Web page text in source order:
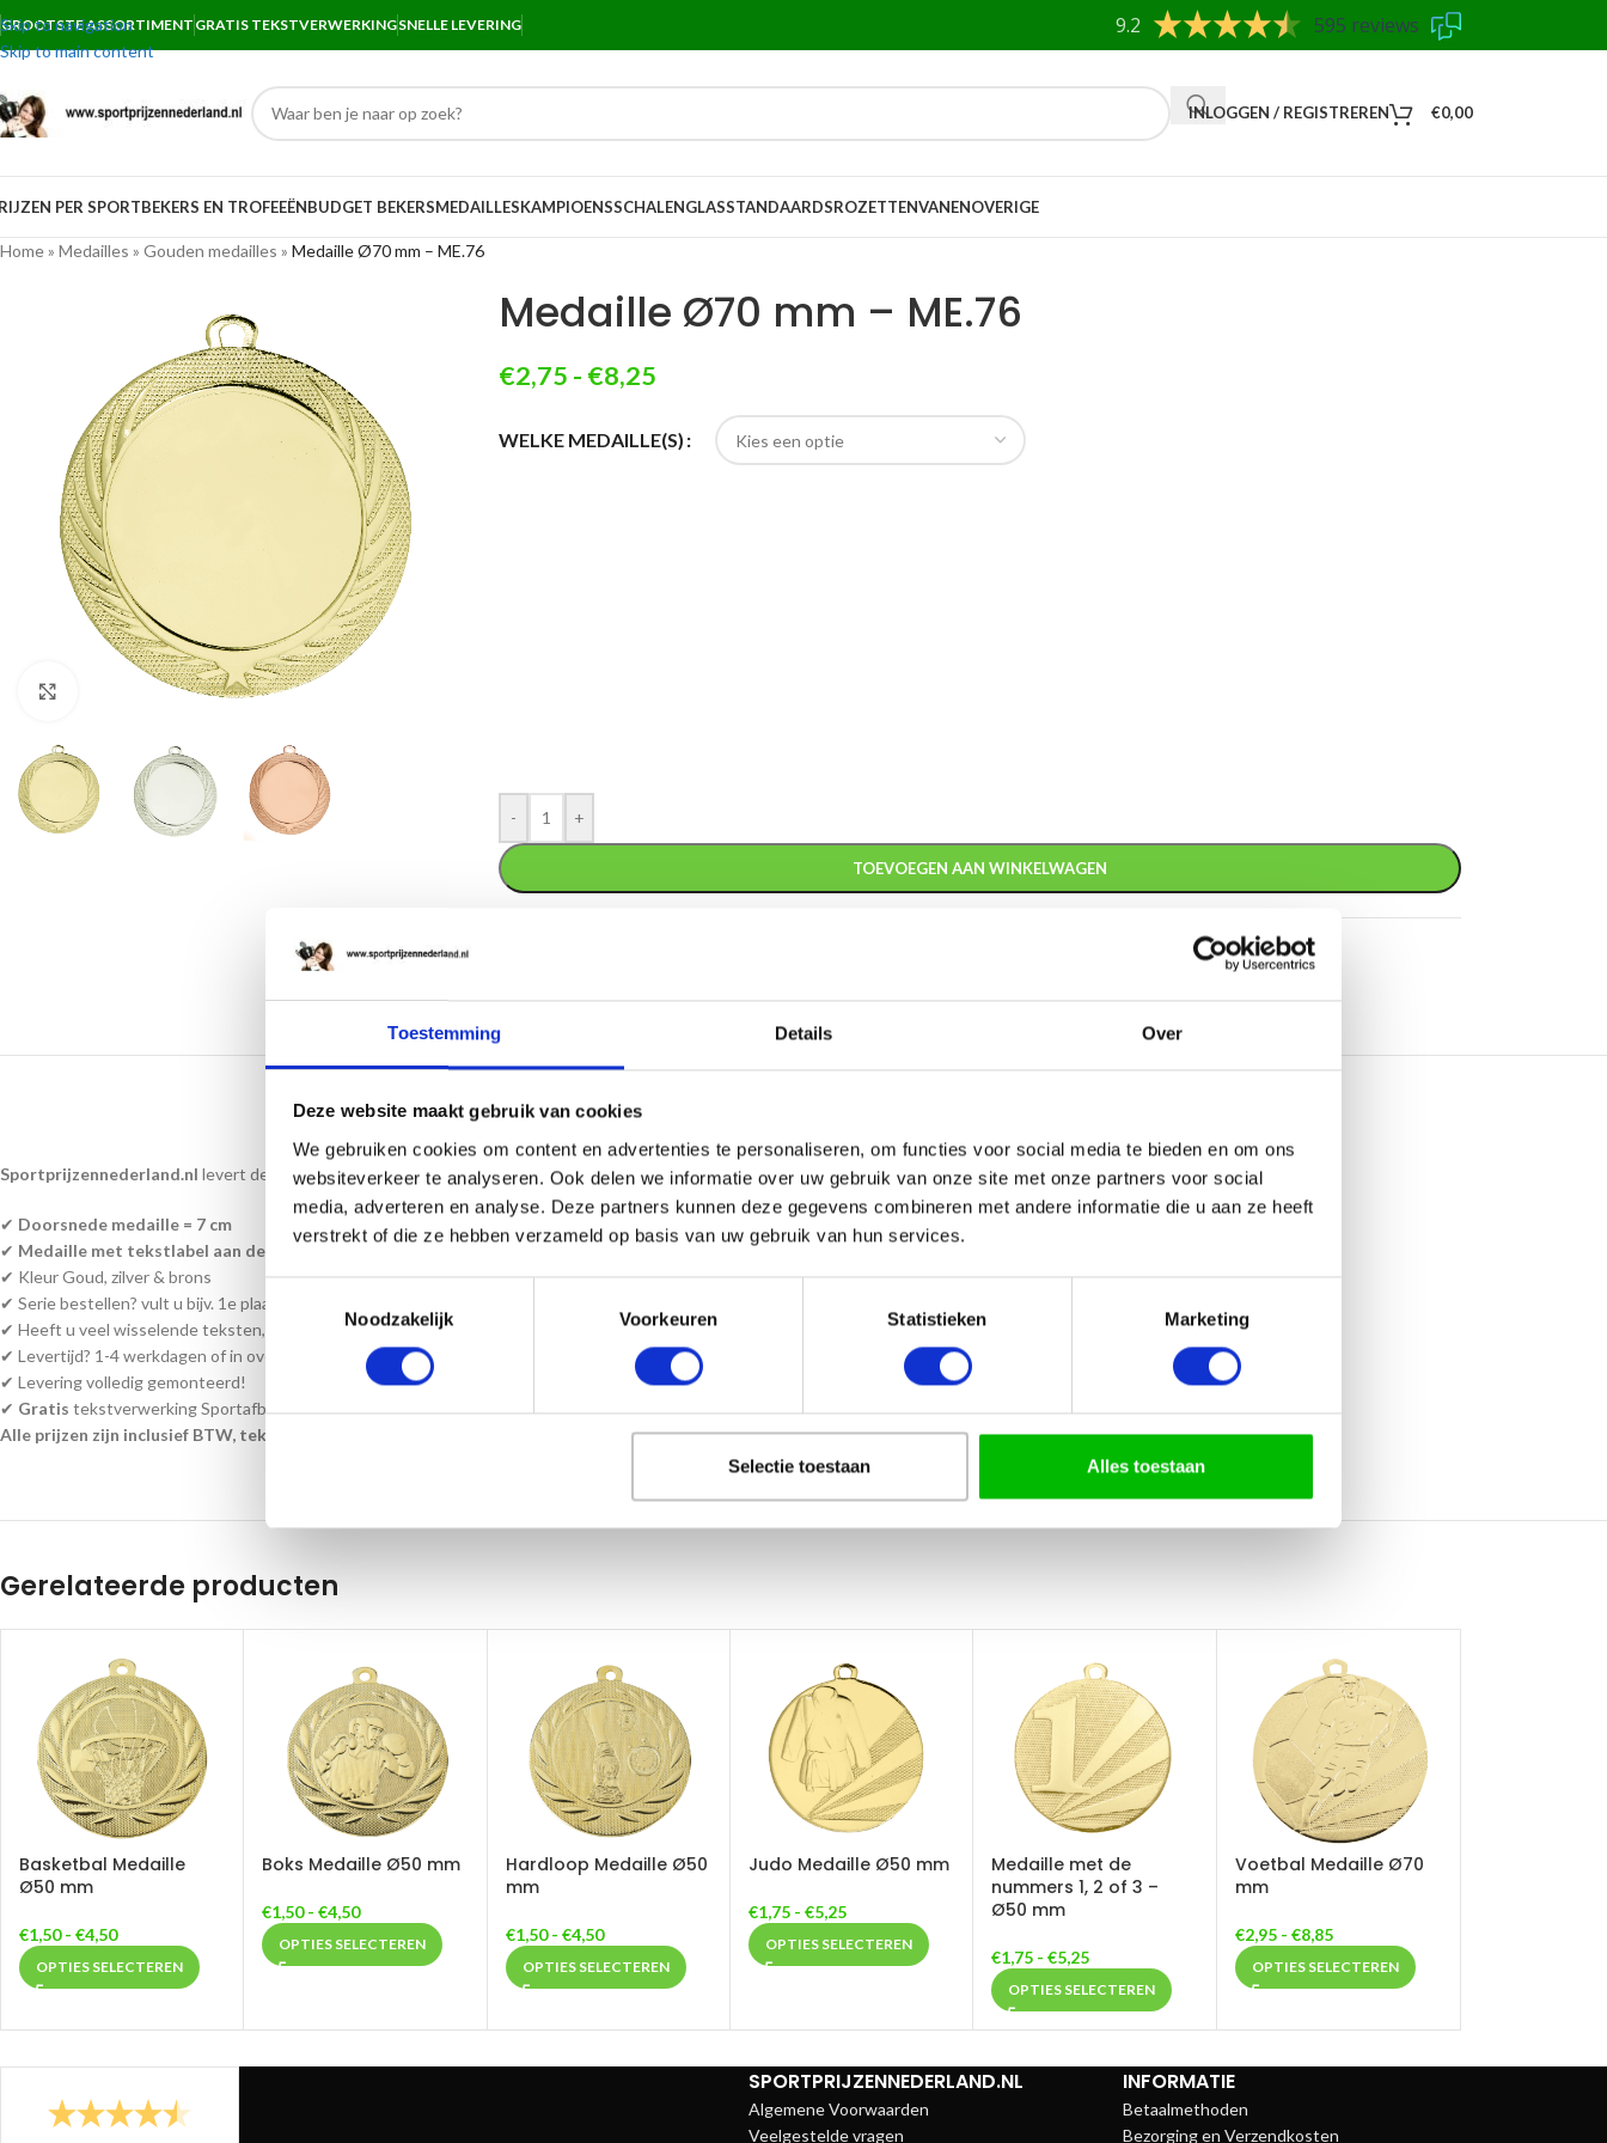
Toestemming Details Over
Deze website maakt gebruik van cookies
We gebruiken cookies om content en advertenties te personaliseren, om functies voor social media te bieden en om ons
websiteverkeer te analyseren. Ook delen we informatie over uw gebruik van onze site met onze partners voor social
media, adverteren en analyse. Deze partners kunnen deze gegevens combineren met andere informatie die u aan ze heeft
verstrekt of die ze hebben verzameld op basis van uw gebruik van hun services.
Noodzakelijk
Voorkeuren Statistieken Marketing
Selectie toestaan Alles toestaan
Skip to navigation
Skip to main content
GROOTSTE ASSORTIMENT GRATIS TEKSTVERWERKINGSNELLE LEVERING 9.2 595 reviews
INLOGGEN / REGISTREREN €0,00
PER SPORTBEKERS EN TROFEEËNBUDGET BEKERSMEDAILLESKAMPIOENSSCHALENGLASSTANDAARDSROZETTENVANENOVERIGE
Home» Medailles » Gouden medailles » Medaille Ø70 mm – ME.76
Klik om te vergroten
Medaille Ø70 mm – ME.76
€2,75 - €8,25
WELKE MEDAILLE(S)
- +
TOEVOEGEN AAN WINKELWAGEN
BESCHRIJVINGAANVULLENDE INFORMATIE
Sportprijzennederland.nl levert deze medailles direct uit voorraad. En kan daardoorsnel geleverdworden!
✔ Doorsnede medaille = 7 cm
✔ Medaille met tekstlabel aan de achterzijde
✔ Kleur Goud, zilver & brons
✔ Serie bestellen? vult u bijv. 1e plaats passen wij de andere medailles aan naar 2e, 3e enz.
✔ Heeft u veel wisselende teksten, kunt u een word bestand bijvoegen als bijlage.
✔ Levertijd? 1-4 werkdagen of in overleg!
✔ Levering volledig gemonteerd!
✔ Gratis tekstverwerking Sportafbeelding/of uw eigen afbeelding en halslint!
Alle prijzen zijn inclusief BTW, tekst en monteren!
Gerelateerde producten
Basketbal Medaille
Ø50 mm
€1,50 - €4,50
OPTIES SELECTEREN
Boks Medaille Ø50 mm
€1,50 - €4,50
OPTIES SELECTEREN
Hardloop Medaille Ø50
mm
€1,50 - €4,50
OPTIES SELECTEREN
Judo Medaille Ø50 mm
€1,75 - €5,25
OPTIES SELECTEREN
Medaille met de
nummers 1, 2 of 3 –
Ø50 mm
€1,75 - €5,25
OPTIES SELECTEREN
Voetbal Medaille Ø70
mm
€2,95 - €8,85
OPTIES SELECTEREN
SPORTPRIJZENNEDERLAND.NL
Algemene Voorwaarden
Veelgestelde vragen
INFORMATIE
Betaalmethoden
Bezorging en Verzendkosten